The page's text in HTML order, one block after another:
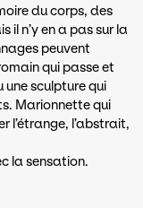
du corps, des
il n’y en a pas sur la
peuvent
qui passe et
une sculpture qui
Marionnette qui
l’étrange, l’abstrait,
la sensation.